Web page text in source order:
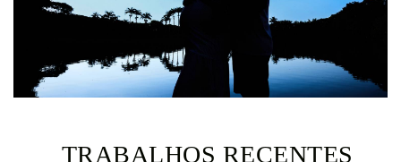
TRABALHOS RECENTES